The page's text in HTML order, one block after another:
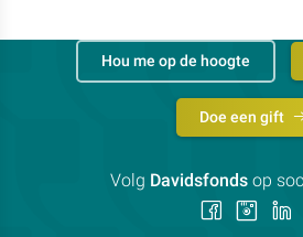
Hou me op de hoogte
Doe een gift
Volg Davidsfondsop
Volg Volg